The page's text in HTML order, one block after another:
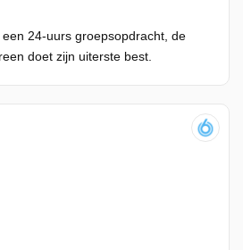
24-uurs groepsopdracht, de
doet zijn uiterste best.